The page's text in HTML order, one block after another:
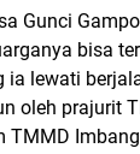
Gunci
bisa
ia lewati
oleh prajurit